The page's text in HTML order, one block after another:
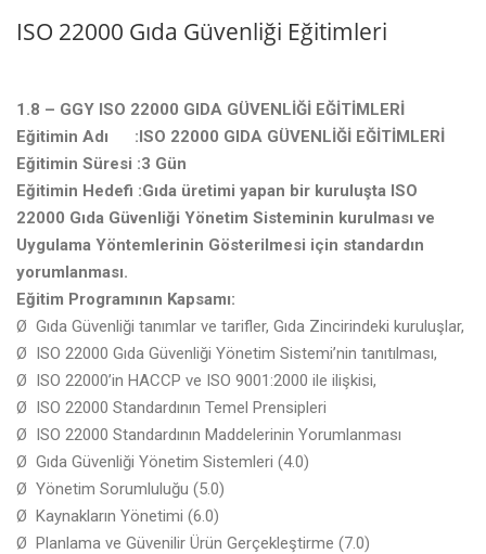
ISO 22000 Gıda Güvenliği Eğitimleri
1.8 – GGY ISO 22000 GIDA GÜVENLİĞİ EĞİTİMLERİ
Eğitimin Adı :ISO 22000 GIDA GÜVENLİĞİ EĞİTİMLERİ
Eğitimin Süresi :3 Gün
Eğitimin Hedefi :Gıda üretimi yapan bir kuruluşta ISO
22000 Gıda Güvenliği Yönetim Sisteminin kurulması ve
Uygulama Yöntemlerinin Gösterilmesi için standardın
yorumlanması.
Eğitim Programının Kapsamı:
Ø Gıda Güvenliği tanımlar ve tarifler, Gıda Zincirindeki kuruluşlar,
Ø ISO 22000 Gıda Güvenliği Yönetim Sistemi’nin tanıtılması,
Ø ISO 22000’in HACCP ve ISO 9001:2000 ile ilişkisi,
Ø ISO 22000 Standardının Temel Prensipleri
Ø ISO 22000 Standardının Maddelerinin Yorumlanması
Ø Gıda Güvenliği Yönetim Sistemleri (4.0)
Ø Yönetim Sorumluluğu (5.0)
Ø Kaynakların Yönetimi (6.0)
Ø Planlama ve Güvenilir Ürün Gerçekleştirme (7.0)